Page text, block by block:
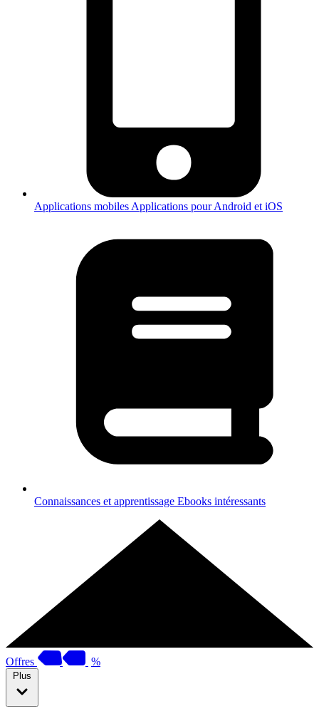
Applications mobiles Applications pour Android et iOS
Connaissances et apprentissage Ebooks intéressants
Offres %
Plus